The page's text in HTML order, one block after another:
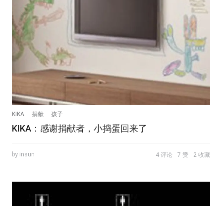
KIKA 捐献 孩子
KIKA：感谢捐献者，小捣蛋回来了
by insun 4 评论 7 赞 2 收藏